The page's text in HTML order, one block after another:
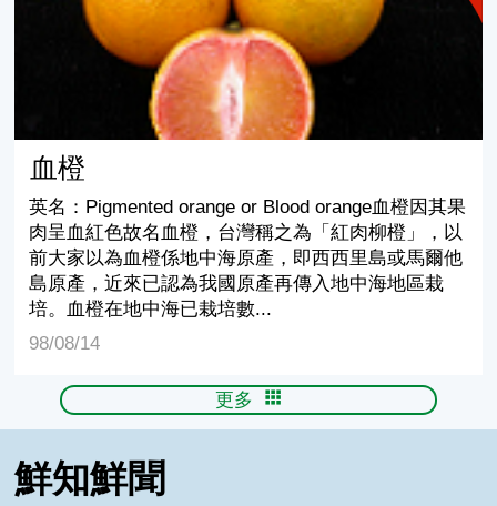
血橙
英名：Pigmented orange or Blood orange血橙因其果
肉呈血紅色故名血橙，台灣稱之為「紅肉柳橙」，以
前大家以為血橙係地中海原產，即西西里島或馬爾他
島原產，近來已認為我國原產再傳入地中海地區栽
培。血橙在地中海已栽培數...
98/08/14
更多
鮮知鮮聞